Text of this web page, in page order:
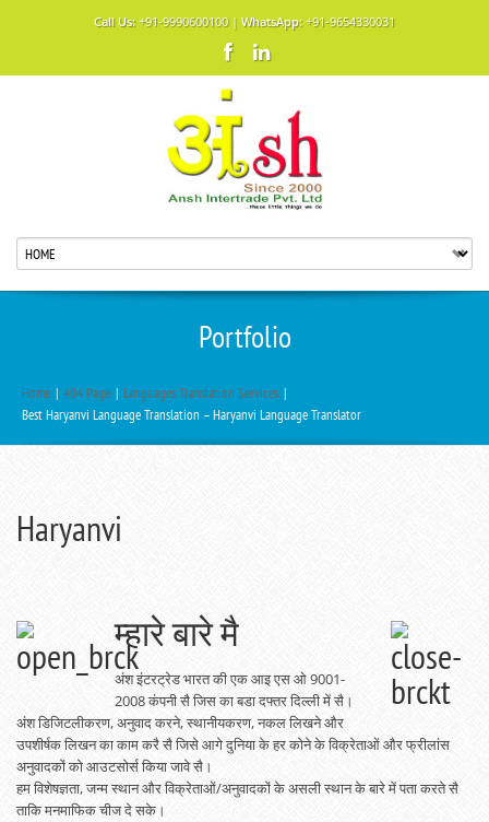
Call Us: +91-9990600100 | WhatsApp: +91-9654330031
Portfolio
Home | 404 Page | Languages Translation Services |
Best Haryanvi Language Translation – Haryanvi Language Translator
Haryanvi
म्‍हारे बारे मै
अंश इंटरट्रेड भारत की एक आइ एस ओ 9001-
2008 कंपनी सै जिस का बडा दफ्तर दिल्‍ली में सै।
अंश डिजिटलीकरण, अनुवाद करने, स्थानीयकरण, नकल लिखने और
उपशीर्षक लिखन का काम करै सै जिसे आगे दुनिया के हर कोने के विक्रेताओं और फ्रीलांस
अनुवादकों को आउटसोर्स किया जावे सै।
हम विशेषज्ञता, जन्‍म स्‍थान और विक्रेताओं/अनुवादकों के असली स्‍थान के बारे में पता करते सै
ताकि मनमाफिक चीज दे सके।